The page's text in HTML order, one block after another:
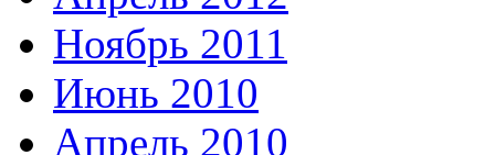
Ноябрь 2011
Июнь 2010
Апрель 2010